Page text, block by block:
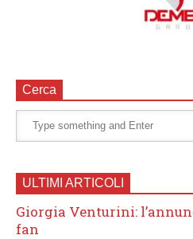
Cerca
ULTIMI ARTICOLI
Giorgia Venturini:
fan